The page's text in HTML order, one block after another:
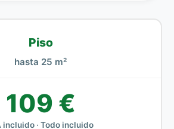
Piso
hasta 25 m²
109 €
incluido · Todo incluido